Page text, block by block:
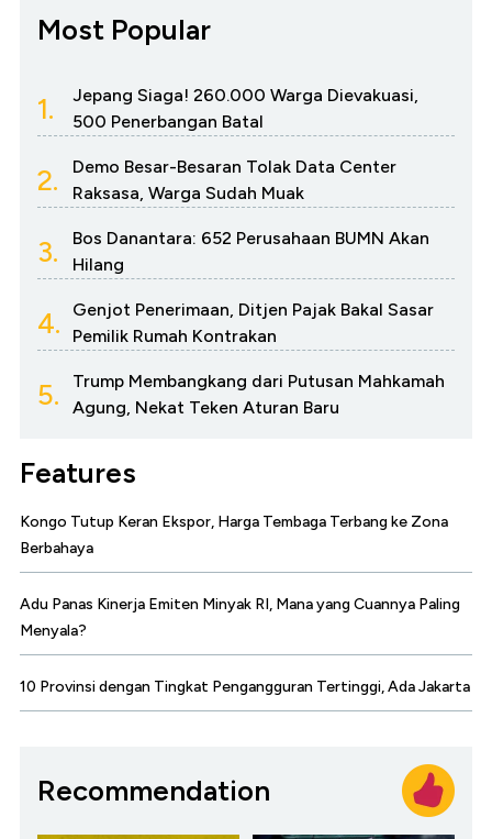
Most Popular
1.
Jepang Siaga! 260.000 Warga Dievakuasi,
500 Penerbangan Batal
2.
Demo Besar-Besaran Tolak Data Center
Raksasa, Warga Sudah Muak
3.
Bos Danantara: 652 Perusahaan BUMN Akan
Hilang
4.
Genjot Penerimaan, Ditjen Pajak Bakal Sasar
Pemilik Rumah Kontrakan
5.
Trump Membangkang dari Putusan Mahkamah
Agung, Nekat Teken Aturan Baru
Features
Kongo Tutup Keran Ekspor, Harga Tembaga Terbang ke Zona
Berbahaya
Adu Panas Kinerja Emiten Minyak RI, Mana yang Cuannya Paling
Menyala?
10 Provinsi dengan Tingkat Pengangguran Tertinggi, Ada Jakarta
Recommendation